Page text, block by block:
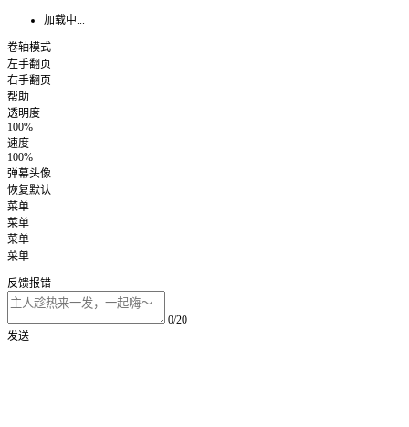
加载中...
卷轴模式
左手翻页
右手翻页
帮助
透明度
100%
速度
100%
弹幕头像
恢复默认
菜单
菜单
菜单
菜单
反馈报错
0/20
发送